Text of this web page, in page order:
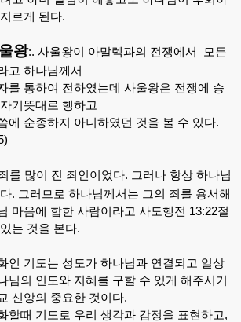
르게 된다.
왕:. 사울왕이 아말렉과의 전쟁에서
모든
고 하나님께서
를 통하여 전하였는데 사울왕은 전쟁에
승
자기뜻대로 행하고
에 순종하지 아니하였던 것을 볼 수 있다.
를 많이 진 죄인이었다. 그러나 항상 하나님
. 그러므로 하나님께서는 그의 죄를 용서해
마음에 합한 사람이라고 사도행전 13:22절
있는 것을 본다.
인 기도는 성도가 하나님과 연결되고 일상
님의 인도와 지혜를 구할 수 있게 해주시기
신앙의 중요한 것이다.
할때 기도로 우리 생각과 감정을 표현하고,